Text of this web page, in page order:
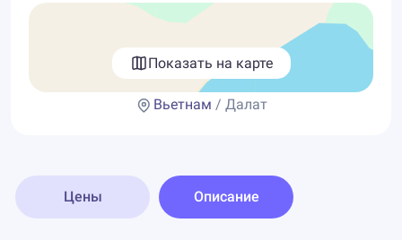
Показать на карте
Вьетнам / Далат
Цены Описание